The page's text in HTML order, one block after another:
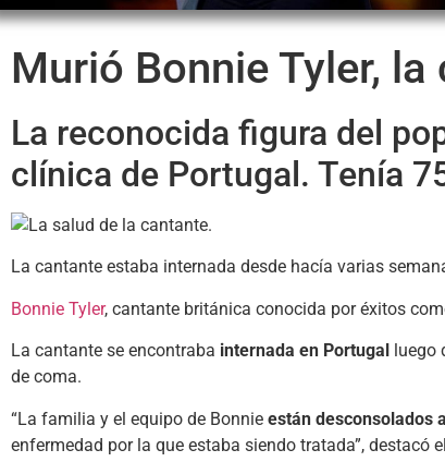
Murió Bonnie Tyler,
La reconocida figura del
clínica de Portugal. Tenía
La cantante estaba internada desde hacía varias
Bonnie Tyler, cantante británica conocida por éxitos
La cantante se encontraba internada en Portugal luego
de coma.
“La familia y el equipo de Bonnie están desconsolados
enfermedad por la que estaba siendo tratada”, destacó